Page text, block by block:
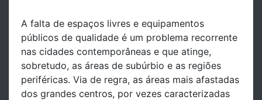
A falta de espaços livres e equipamentos
públicos de qualidade é um problema recorrente
nas cidades contemporâneas e que atinge,
sobretudo, as áreas de subúrbio e as regiões
periféricas. Via de regra, as áreas mais afastadas
dos grandes centros, por vezes caracterizadas